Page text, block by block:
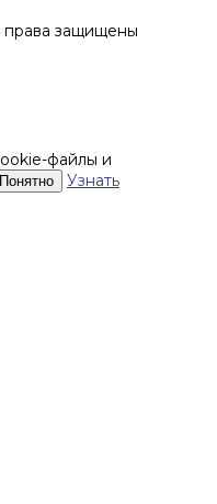
права защищены
файлы и
Понятно
Узнать